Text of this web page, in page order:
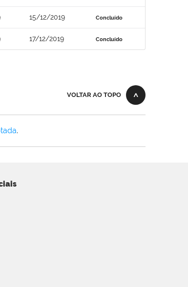
15/12/2019 Concluído
17/12/2019 Concluído
VOLTAR AO TOPO
.